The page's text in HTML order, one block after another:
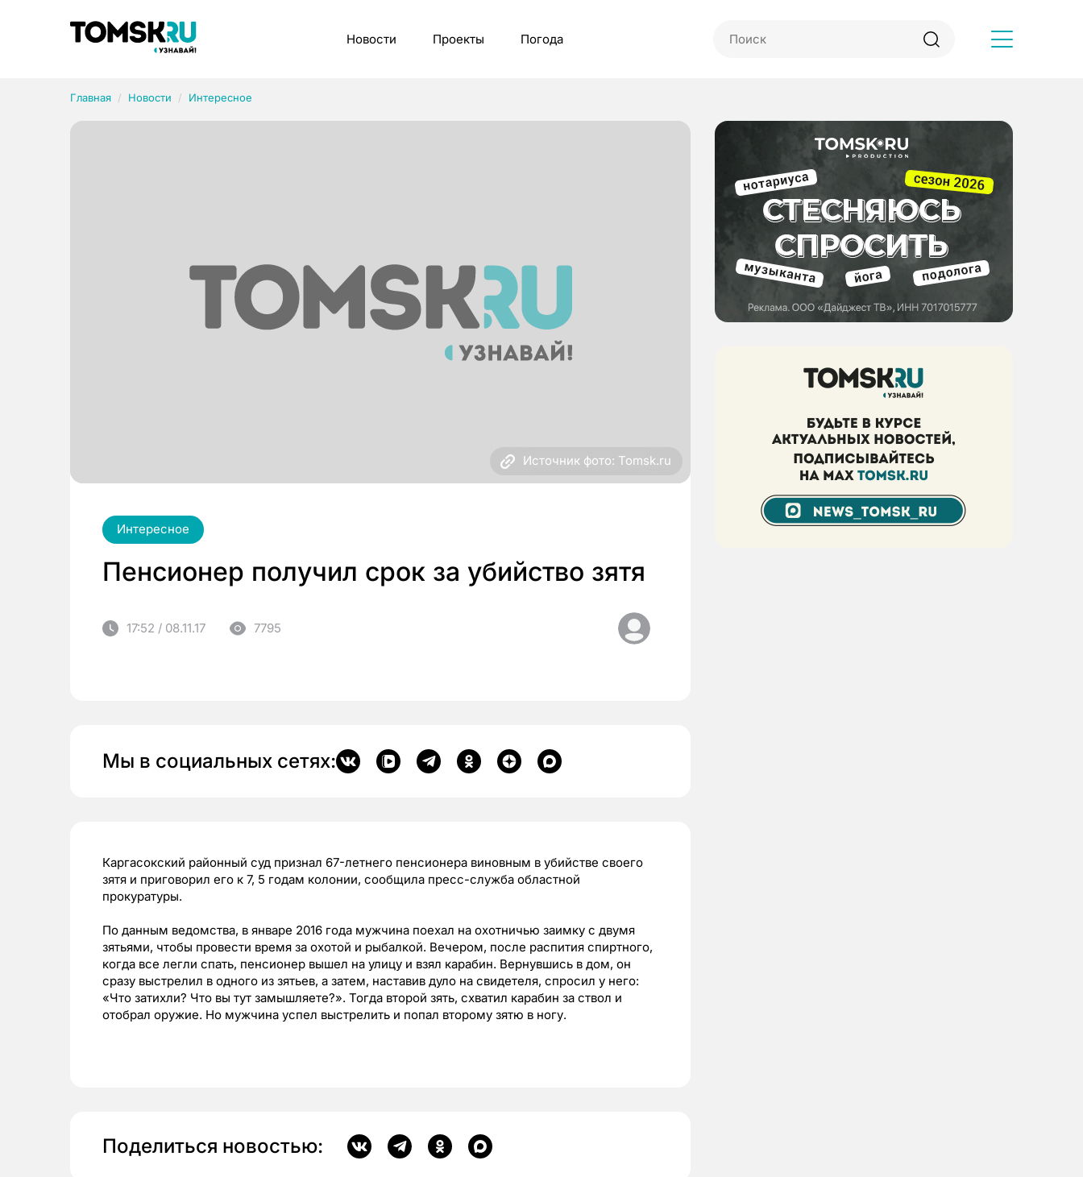
Новости Проекты Погода
Главная Новости Интересное
Источник фото: Tomsk.ru
Интересное
Пенсионер получил срок за убийство зятя
17:52 / 08.11.17 7795
Мы в социальных сетях:
Каргасокский районный суд признал 67-летнего пенсионера виновным в убийстве своего
зятя и приговорил его к 7, 5 годам колонии, сообщила пресс-служба областной
прокуратуры.
По данным ведомства, в январе 2016 года мужчина поехал на охотничью заимку с двумя
зятьями, чтобы провести время за охотой и рыбалкой. Вечером, после распития спиртного,
когда все легли спать, пенсионер вышел на улицу и взял карабин. Вернувшись в дом, он
сразу выстрелил в одного из зятьев, а затем, наставив дуло на свидетеля, спросил у него:
«Что затихли? Что вы тут замышляете?». Тогда второй зять, схватил карабин за ствол и
отобрал оружие. Но мужчина успел выстрелить и попал второму зятю в ногу.
Поделиться новостью:
Рубрики